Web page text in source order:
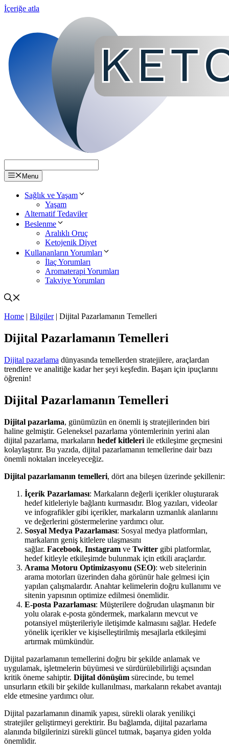
İçeriğe atla
Menu
Sağlık ve Yaşam
Yaşam
Alternatif Tedaviler
Beslenme
Aralıklı Oruç
Ketojenik Diyet
Kullananların Yorumları
İlaç Yorumları
Aromaterapi Yorumları
Takviye Yorumları
Home | Bilgiler| Dijital Pazarlamanın Temelleri
Dijital Pazarlamanın Temelleri
Dijital pazarlama dünyasında temellerden stratejilere, araçlardan
trendlere ve analitiğe kadar her şeyi keşfedin. Başarı için ipuçlarını
öğrenin!
Dijital Pazarlamanın Temelleri
Dijital pazarlama, günümüzün en önemli iş stratejilerinden biri
haline gelmiştir. Geleneksel pazarlama yöntemlerinin yerini alan
dijital pazarlama, markaların hedef kitleleri ile etkileşime geçmesini
kolaylaştırır. Bu yazıda, dijital pazarlamanın temellerine dair bazı
önemli noktaları inceleyeceğiz.
Dijital pazarlamanın temelleri, dört ana bileşen üzerinde şekillenir:
İçerik Pazarlaması: Markaların değerli içerikler oluşturarak
hedef kitleleriyle bağlantı kurmasıdır. Blog yazıları, videolar
ve infografikler gibi içerikler, markaların uzmanlık alanlarını
ve değerlerini göstermelerine yardımcı olur.
Sosyal Medya Pazarlaması: Sosyal medya platformları,
markaların geniş kitlelere ulaşmasını
sağlar. Facebook, Instagram ve Twitter gibi platformlar,
hedef kitleyle etkileşimde bulunmak için etkili araçlardır.
Arama Motoru Optimizasyonu (SEO): web sitelerinin
arama motorları üzerinden daha görünür hale gelmesi için
yapılan çalışmalardır. Anahtar kelimelerin doğru kullanımı ve
sitenin yapısının optimize edilmesi önemlidir.
E-posta Pazarlaması: Müşterilere doğrudan ulaşmanın bir
yolu olarak e-posta göndermek, markaların mevcut ve
potansiyel müşterileriyle iletişimde kalmasını sağlar. Hedefe
yönelik içerikler ve kişiselleştirilmiş mesajlarla etkileşimi
artırmak mümkündür.
Dijital pazarlamanın temellerini doğru bir şekilde anlamak ve
uygulamak, işletmelerin büyümesi ve sürdürülebilirliği açısından
kritik öneme sahiptir. Dijital dönüşüm sürecinde, bu temel
unsurların etkili bir şekilde kullanılması, markaların rekabet avantajı
elde etmesine yardımcı olur.
Dijital pazarlamanın dinamik yapısı, sürekli olarak yenilikçi
stratejiler geliştirmeyi gerektirir. Bu bağlamda, dijital pazarlama
alanında bilgilerinizi sürekli güncel tutmak, başarıya giden yolda
önemlidir.